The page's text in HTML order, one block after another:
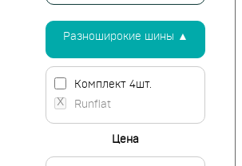
Разноширокие шины ▲
Комплект 4шт.
Runflat
Цена